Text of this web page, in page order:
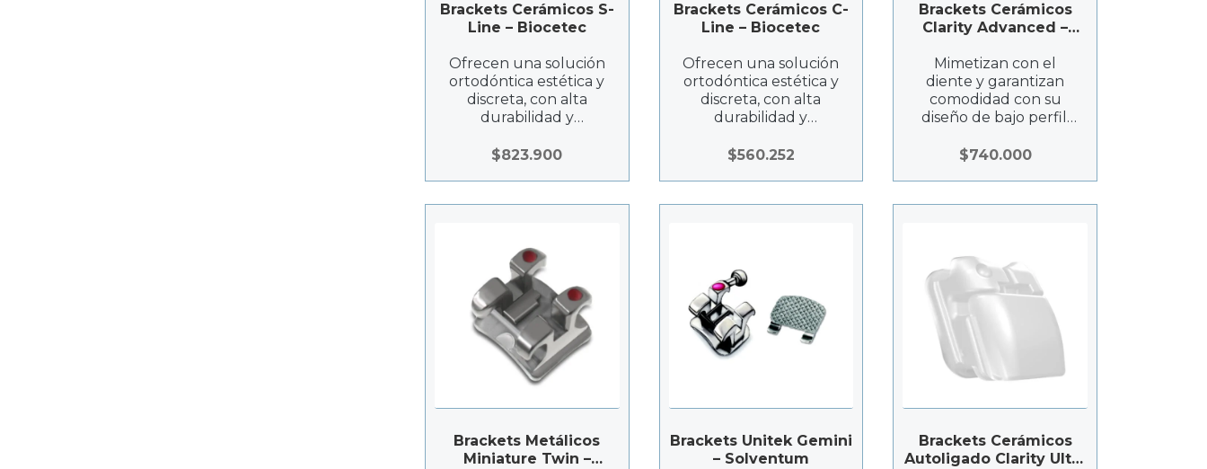
Brackets Cerámicos S-
Line – Biocetec
Ofrecen una solución
ortodóntica estética y
discreta, con alta
durabilidad y
$823.900
Brackets Cerámicos C-
Line – Biocetec
Ofrecen una solución
ortodóntica estética y
discreta, con alta
durabilidad y
$560.252
Brackets Cerámicos
Clarity Advanced –
Mimetizan con el
diente y garantizan
comodidad con su
diseño de bajo perfil.
incorporado y
$740.000
Brackets Metálicos
Miniature Twin –
Brackets Unitek Gemini
– Solventum
Brackets Cerámicos
Autoligado Clarity Ultra